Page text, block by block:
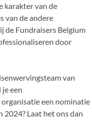
karakter van de
van de andere
de Fundraisers Belgium
door
van
een
een nominatie
Laat het ons dan